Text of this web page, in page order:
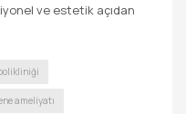
ve estetik açıdan
ameliyatı